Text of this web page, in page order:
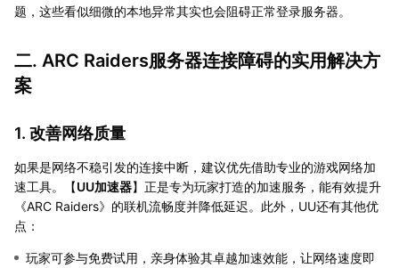
题，这些看似细微的本地异常其实也会阻碍正常登录服务器。
二. ARC Raiders服务器连接障碍的实用解决方
案
1. 改善网络质量
如果是网络不稳引发的连接中断，建议优先借助专业的游戏网络加
速工具。【UU加速器】正是专为玩家打造的加速服务，能有效提升
《ARC Raiders》的联机流畅度并降低延迟。此外，UU还有其他优
点：
玩家可参与免费试用，亲身体验其卓越加速效能，让网络速度即